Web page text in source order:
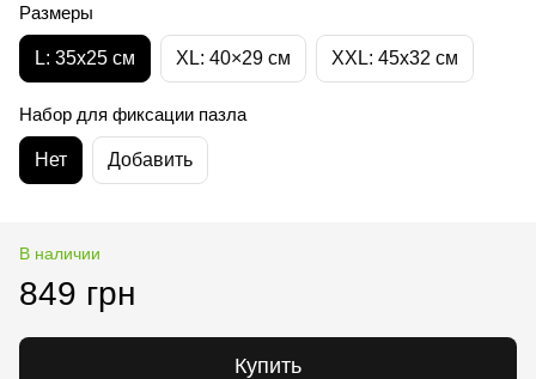
Размеры
L: 35х25 см XL: 40×29 см XXL: 45х32 cм
Набор для фиксации пазла
Нет Добавить
В наличии
849 грн
Купить